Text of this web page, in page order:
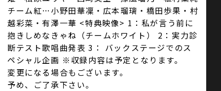
チーム紅…小野田華凜・広本瑠璃・橋田歩果・村
越彩菜・有澤一華 <特典映像> 1：私が言う前に
抱きしめなきゃね（チームホワイト） 2：実力診
断テスト歌唱曲発表 3： バックステージでのス
ペシャル企画 ※収録内容は予定となります。
変更になる場合もございます。
予め、ご了承下さい。